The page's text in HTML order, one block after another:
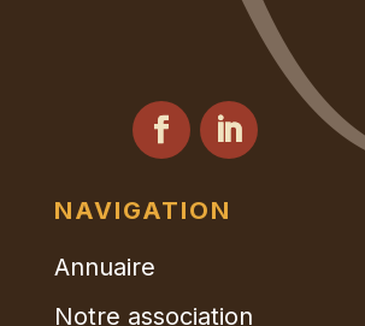
NAVIGATION
Annuaire
Notre association